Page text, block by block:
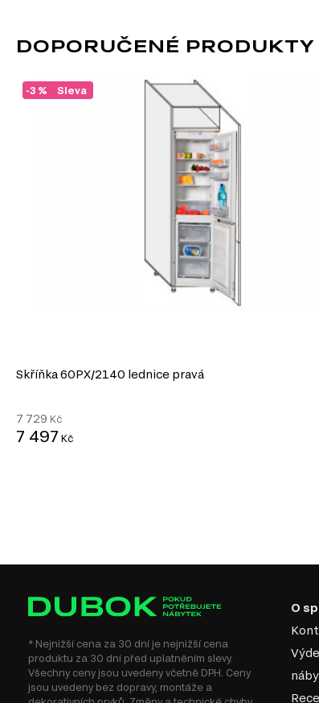
DOPORUČENÉ
Sleva
-3 %
Skříňka 60PХ/2140 lednice pravá
7 729 Kč
7 497 Kč
* Nejnižší cena za 30 dní je nejnižší cena
produktu za 30 dní před uplatněním slevy.
Všechny ceny jsou uvedeny včetně DPH. Ceny
jsou uvedeny bez dopravy, montáže a
O